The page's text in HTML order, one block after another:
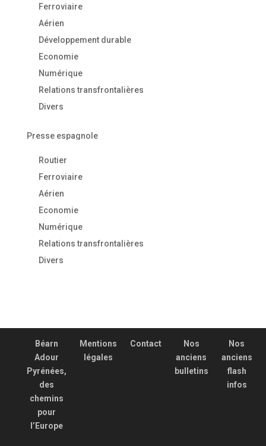
Ferroviaire
Aérien
Développement durable
Economie
Numérique
Relations transfrontalières
Divers
Presse espagnole
Routier
Ferroviaire
Aérien
Economie
Numérique
Relations transfrontalières
Divers
Béarn
Adour
Pyrénées,
des
chemins
pour
l’Europe
Mentions
légales
Contact
Nos
anciens
bulletins
Nos
anciens
flash
infos